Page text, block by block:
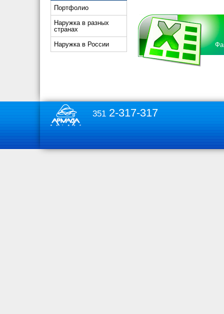
Портфолио
Наружка в разных
странах
Наружка в России
3512-317-317